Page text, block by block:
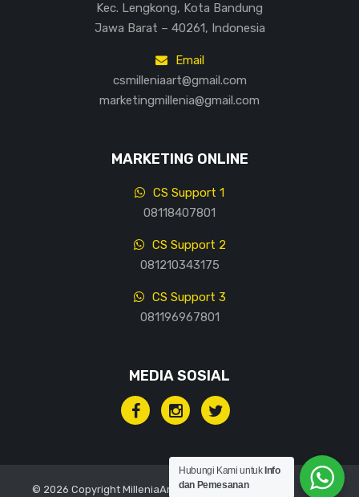
Kec. Lengkong, Kota Bandung
Jawa Barat – 40261, Indonesia
Email
csmilleniaart@gmail.com
marketingmillenia@gmail.com
MARKETING ONLINE
CS Support 1
08118407801
CS Support 2
081210343175
CS Support 3
081196967801
MEDIA SOSIAL
© 2026 Copyright MilleniaArt, All rights reserved.
Hubungi Kami untuk Info
dan Pemesanan